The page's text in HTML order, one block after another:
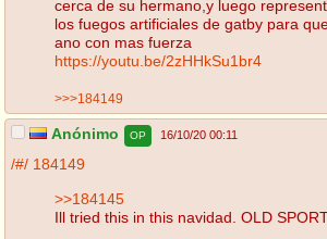
cerca de su hermano,y luego
los fuegos artificiales de gatby para
ano con mas fuerza
https://youtu.be/2zHHkSu1br4
>>>184149
Anónimo OP 16/10/20 00:11
/#/ 184149
>>184145
Ill tried this in this navidad. OLD